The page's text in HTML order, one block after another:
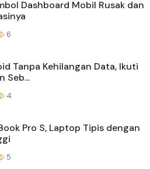
Dashboard Mobil Rusak dan
6
Tanpa Kehilangan Data, Ikuti
Seb...
4
Pro S, Laptop Tipis dengan
5